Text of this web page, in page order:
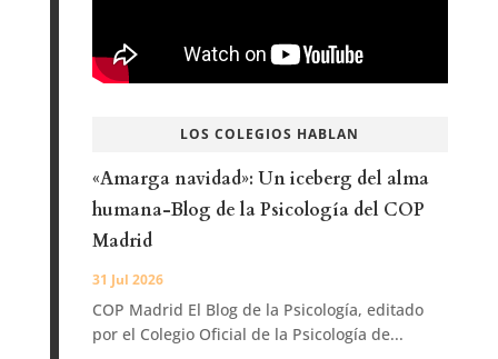
LOS COLEGIOS HABLAN
«Amarga navidad»: Un iceberg del alma
humana-Blog de la Psicología del COP
Madrid
31 Jul 2026
COP Madrid El Blog de la Psicología, editado
por el Colegio Oficial de la Psicología de...